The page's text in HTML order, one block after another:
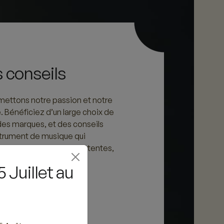
conseils
notre passion et notre
d’un large choix de
marques, et des conseils
de musique qui
besoins et à vos attentes,
ou concertiste
Juillet au